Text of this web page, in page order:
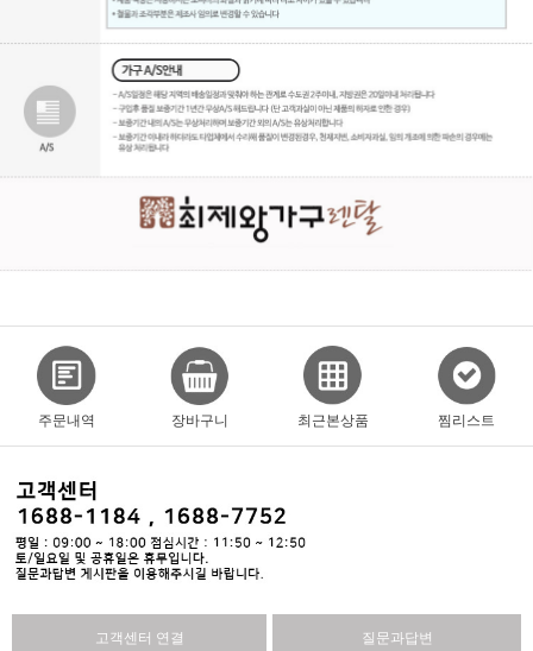
주문내역 장바구니 최근본상품 찜리스트
고객센터 연결 질문과답변